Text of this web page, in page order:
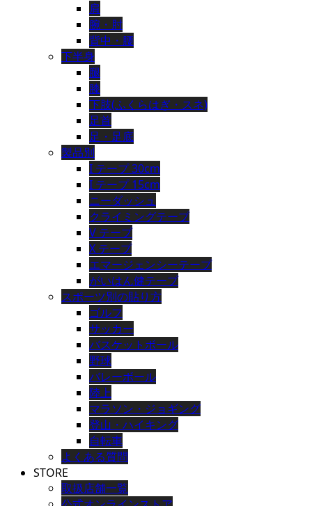
肩
腕・肘
背中・腰
下半身
腿
膝
下肢(ふくらはぎ・スネ)
足首
足・足底
製品別
I テープ 30cm
I テープ 15cm
ニーダッシュ
クライミングテープ
V テープ
X テープ
エマージェンシーテープ
がいはん健テープ
スポーツ別の貼り方
ゴルフ
サッカー
バスケットボール
野球
バレーボール
陸上
マラソン・ジョギング
登山・ハイキング
自転車
よくある質問
STORE
取扱店舗一覧